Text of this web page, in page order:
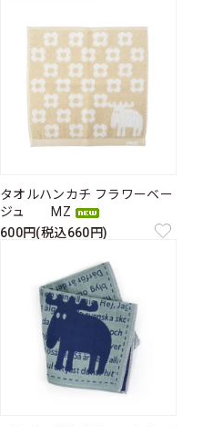
タオルハンカチ フラワーベー
ジュ MZ
600円(税込660円)